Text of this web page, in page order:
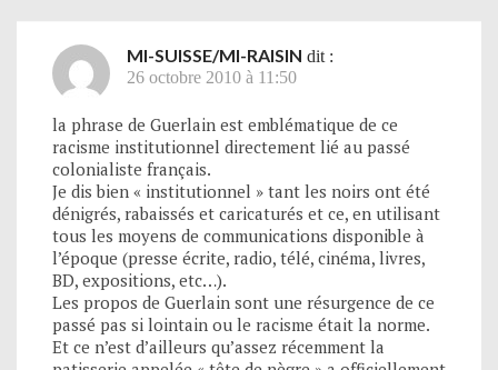
MI-SUISSE/MI-RAISIN dit :
26 octobre 2010 à 11:50
la phrase de Guerlain est emblématique de ce
racisme institutionnel directement lié au passé
colonialiste français.
Je dis bien « institutionnel » tant les noirs ont été
dénigrés, rabaissés et caricaturés et ce, en utilisant
tous les moyens de communications disponible à
l’époque (presse écrite, radio, télé, cinéma, livres,
BD, expositions, etc…).
Les propos de Guerlain sont une résurgence de ce
passé pas si lointain ou le racisme était la norme.
Et ce n’est d’ailleurs qu’assez récemment la